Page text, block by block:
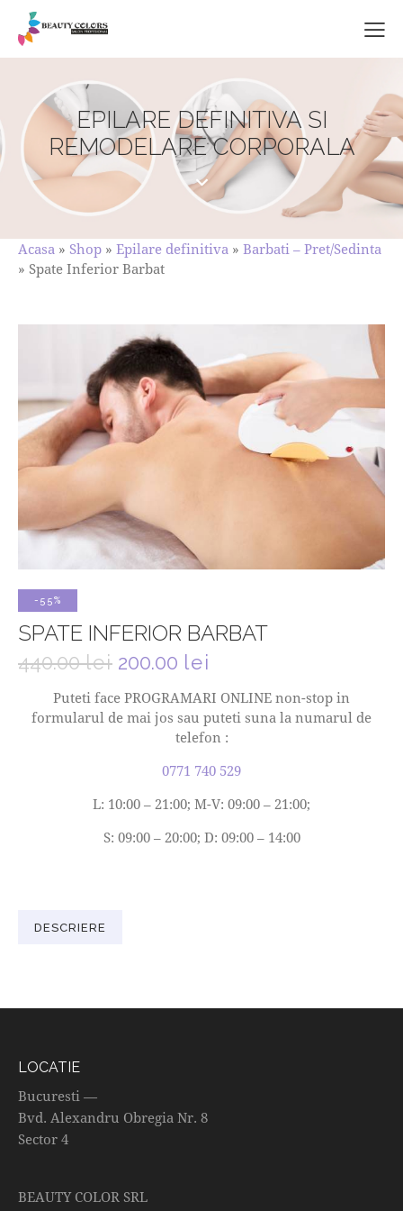
EPILARE DEFINITIVA SI
REMODELARE CORPORALA
Acasa » Shop » Epilare definitiva » Barbati – Pret/Sedinta
» Spate Inferior Barbat
-55%
SPATE INFERIOR BARBAT
440.00lei 200.00 lei
Puteti face PROGRAMARI ONLINE non-stop in
formularul de mai jos sau puteti suna la numarul de
telefon :
0771 740 529
L: 10:00 – 21:00; M-V: 09:00 – 21:00;
S: 09:00 – 20:00; D: 09:00 – 14:00
DESCRIERE
LOCATIE
Bucuresti —
Bvd. Alexandru Obregia Nr. 8
Sector 4
BEAUTY COLOR SRL